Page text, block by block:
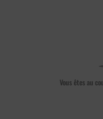
Vous êtes au